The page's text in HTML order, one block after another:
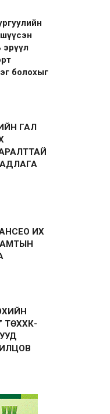
эрүүл
болохыг
ГАЛ
ИХ
ТӨХХК-